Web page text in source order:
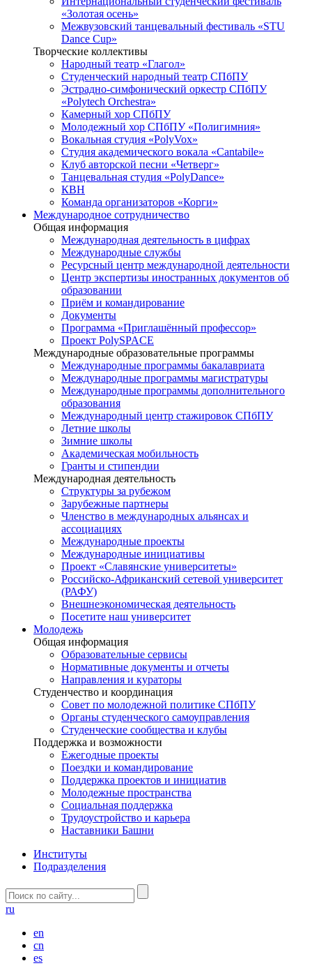
«Золотая осень»
Межвузовский танцевальный фестиваль «STU
Dance Cup»
Творческие коллективы
Народный театр «Глагол»
Студенческий народный театр СПбПУ
Эстрадно-симфонический оркестр СПбПУ
«Polytech Orchestra»
Камерный хор СПбПУ
Молодежный хор СПбПУ «Полигимния»
Вокальная студия «PolyVox»
Студия академического вокала «Cantabile»
Клуб авторской песни «Четверг»
Танцевальная студия «PolyDance»
КВН
Команда организаторов «Корги»
Международное сотрудничество
Общая информация
Международная деятельность в цифрах
Международные службы
Ресурсный центр международной деятельности
Центр экспертизы иностранных документов об
образовании
Приём и командирование
Документы
Программа «Приглашённый профессор»
Проект PolySPACE
Международные образовательные программы
Международные программы бакалавриата
Международные программы магистратуры
Международные программы дополнительного
образования
Международный центр стажировок СПбПУ
Летние школы
Зимние школы
Академическая мобильность
Гранты и стипендии
Международная деятельность
Структуры за рубежом
Зарубежные партнеры
Членство в международных альянсах и
ассоциациях
Международные проекты
Международные инициативы
Проект «Славянские университеты»
Российско-Африканский сетевой университет
(РАФУ)
Внешнеэкономическая деятельность
Посетите наш университет
Молодежь
Общая информация
Образовательные сервисы
Нормативные документы и отчеты
Направления и кураторы
Студенчество и координация
Совет по молодежной политике СПбПУ
Органы студенческого самоуправления
Студенческие сообщества и клубы
Поддержка и возможности
Ежегодные проекты
Поездки и командирование
Поддержка проектов и инициатив
Молодежные пространства
Социальная поддержка
Трудоустройство и карьера
Наставники Башни
Институты
Подразделения
ru
en
cn
es